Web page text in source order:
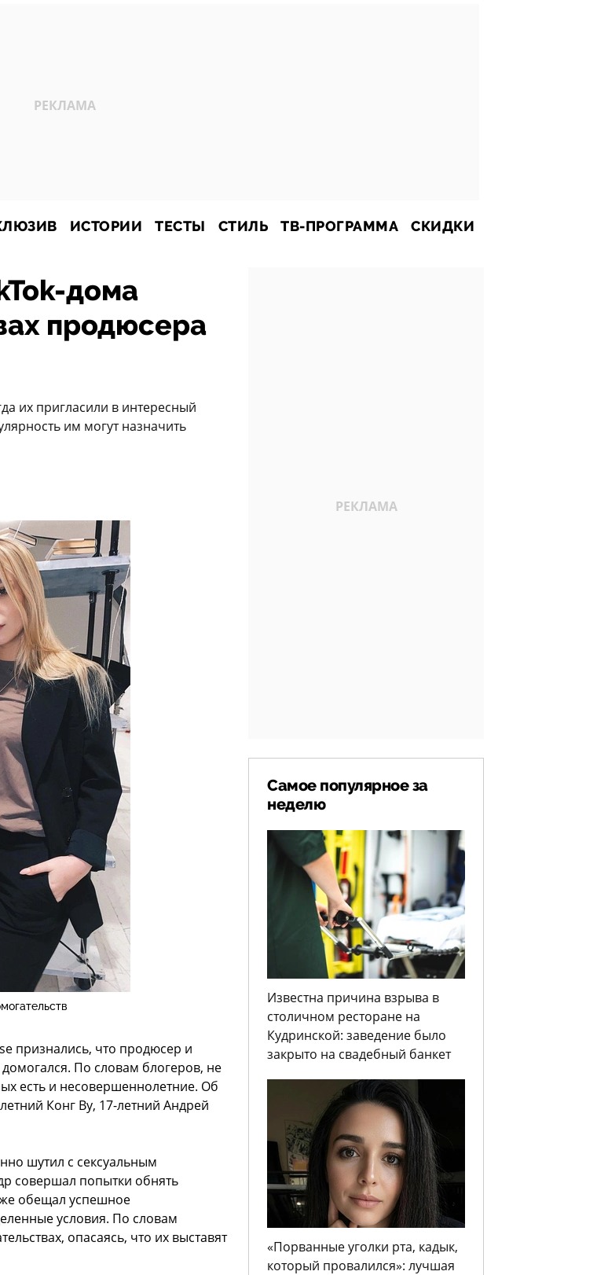
ИСТОРИИ ТЕСТЫ СТИЛЬ ТВ-ПРОГРАММА СКИДКИ
дома
продюсера
их пригласили в интересный
им могут назначить
признались, что продюсер и
По словам блогеров, не
есть и несовершеннолетние. Об
Конг Ву, 17-летний Андрей
шутил с сексуальным
совершал попытки обнять
обещал успешное
условия. По словам
опасаясь, что их выставят
Самое популярное за
неделю
Известна причина взрыва в
столичном ресторане на
Кудринской: заведение было
закрыто на свадебный банкет
«Порванные уголки рта, кадык,
который провалился»: лучшая